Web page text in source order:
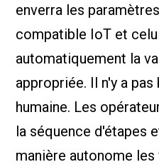
enverra les
compatible IoT et
automatiquement la
appropriée. Il n'y a
humaine. Les
la séquence d'étapes
manière autonome